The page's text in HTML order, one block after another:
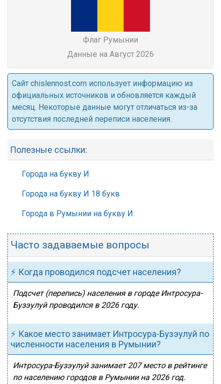
Флаг Румынии
Данные на Август 2026
Cайт chislennost.com использует информацию из
официальных источников и обновляется каждый
месяц. Некоторые данные могут отличаться из-за
отсутствия последней переписи населения.
Полезные ссылки:
Города на букву И
Города на букву И 18 букв
Города в Румынии на букву И
Часто задаваемые вопросы
⚡ Когда проводился подсчет населения?
Подсчет (перепись) населения в городе Интросура-
Бузэулуй проводился в 2026 году.
⚡ Какое место занимает Интросура-Бузэулуй по
численности населения в Румынии?
Интросура-Бузэулуй занимает 207 место в рейтинге
по населению городов в Румынии на 2026 год.